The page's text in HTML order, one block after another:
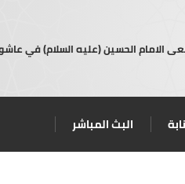
الامام الحسين (عليه السلام) في
البث المباشر